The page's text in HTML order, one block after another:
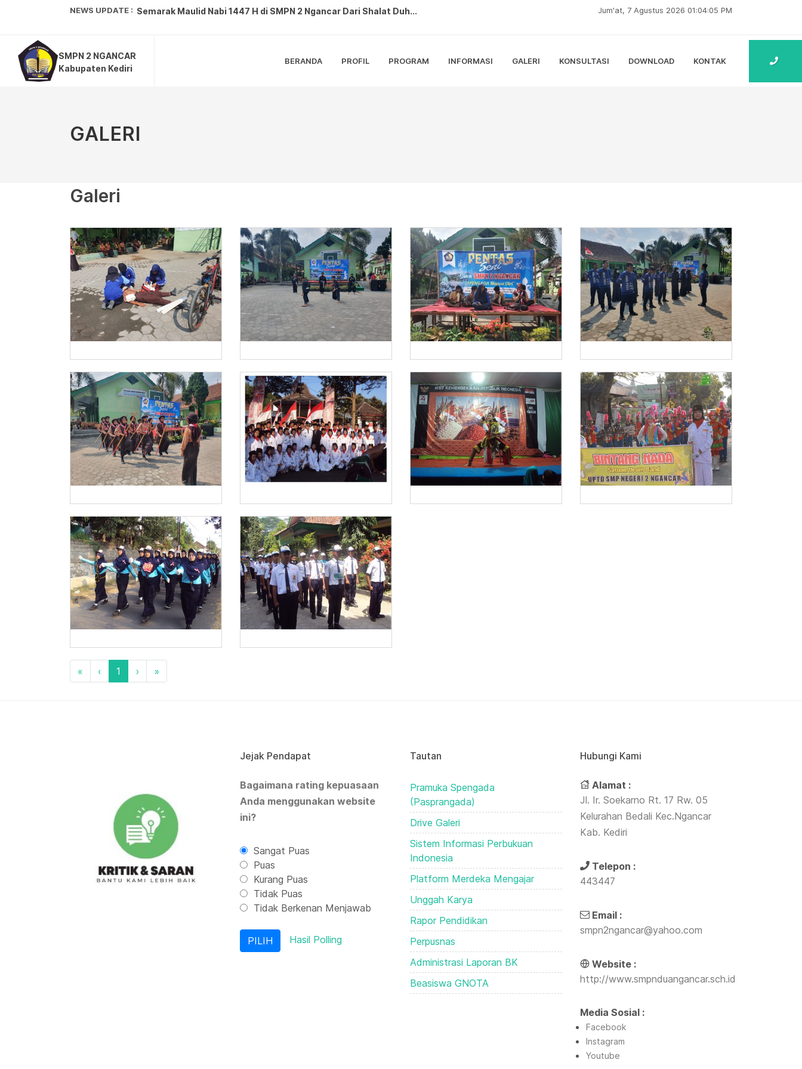
NEWS UPDATE : Semarak Maulid Nabi 1447 H di SMPN 2 Ngancar Dari Shalat Duh...
Kepala Dinas Pendidikan Melakukan Monev ANBK di SMPN 2 Nganc...
Peringatan Isra Mikraj di SMPN 2 Ngancar Berlangsung Meriah ...
Jum'at, 7 Agustus 2026 01:04:06 PM
SMPN 2 NGANCAR
Kabupaten Kediri
BERANDA PROFIL PROGRAM INFORMASI GALERI KONSULTASI DOWNLOAD KONTAK
GALERI
Galeri
« ‹ 1 › »
Jejak Pendapat
Bagaimana rating kepuasaan
Anda menggunakan website
ini?
Sangat Puas
Puas
Kurang Puas
Tidak Puas
Tidak Berkenan Menjawab
Hasil Polling
Tautan
Pramuka Spengada
(Pasprangada)
Drive Galeri
Sistem Informasi Perbukuan
Indonesia
Platform Merdeka Mengajar
Unggah Karya
Rapor Pendidikan
Perpusnas
Administrasi Laporan BK
Beasiswa GNOTA
Hubungi Kami
Alamat :
Jl. Ir. Soekarno Rt. 17 Rw. 05
Kelurahan Bedali Kec.Ngancar
Kab. Kediri
Telepon :
443447
Email :
smpn2ngancar@yahoo.com
Website :
http://www.smpnduangancar.sch.id
Media Sosial :
Facebook
Instagram
Youtube